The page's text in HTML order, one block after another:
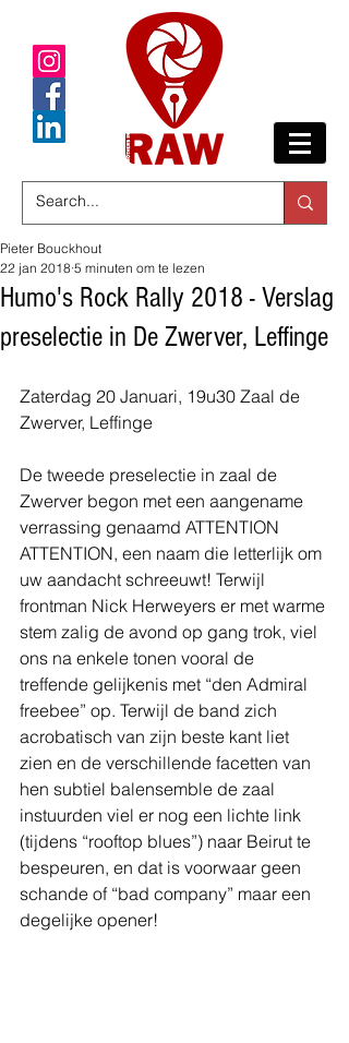
Humo's Rock Rally 2018 - Verslag
preselectie in De Zwerver, Leffinge
Pieter Bouckhout
22 jan 2018 5 minuten om te lezen
Zaterdag 20 Januari, 19u30 Zaal de
Zwerver, Leffinge
De tweede preselectie in zaal de
Zwerver begon met een aangename
verrassing genaamd ATTENTION
ATTENTION, een naam die letterlijk om
uw aandacht schreeuwt! Terwijl
frontman Nick Herweyers er met warme
stem zalig de avond op gang trok, viel
ons na enkele tonen vooral de
treffende gelijkenis met “den Admiral
freebee” op. Terwijl de band zich
acrobatisch van zijn beste kant liet
zien en de verschillende facetten van
hen subtiel balensemble de zaal
instuurden viel er nog een lichte link
(tijdens “rooftop blues”) naar Beirut te
bespeuren, en dat is voorwaar geen
schande of “bad company” maar een
degelijke opener!